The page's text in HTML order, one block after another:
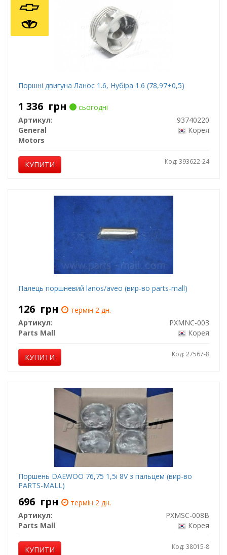
Поршні двигуна Ланос 1.6, Нубіра 1.6 (78,97+0,5)
1 336 грн
сьогодні
Артикул:
93740220
General
Motors
Корея
КУПИТИ Код: 393622-24
Палець поршневий lanos/aveo (вир-во parts-mall)
126 грн
термін 2 дн.
Артикул:
PXMNC-003
Parts Mall
Корея
КУПИТИ Код: 27567-8
Поршень DAEWOO 76,75 1,5i 8V з пальцем (вир-во
PARTS-MALL)
696 грн
термін 2 дн.
Артикул:
PXMSC-008B
Parts Mall
Корея
КУПИТИ Код: 38015-8